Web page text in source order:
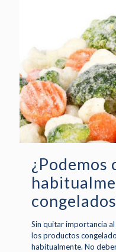
¿Podemos
Sin quitar importancia
los productos
habitualmente. No